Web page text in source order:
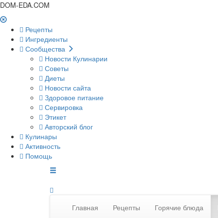
DOM-EDA.COM
Рецепты
Ингредиенты
Сообщества
Новости Кулинарии
Советы
Диеты
Новости сайта
Здоровое питание
Сервировка
Этикет
Авторский блог
Кулинары
Активность
Помощь
Главная Рецепты Горячие блюда